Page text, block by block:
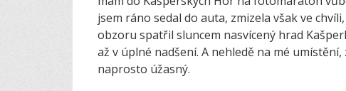
jsem ráno sedal do auta, zmizela však ve
obzoru spatřil sluncem nasvícený hrad
až v úplné nadšení. A nehledě na mé
naprosto úžasný.